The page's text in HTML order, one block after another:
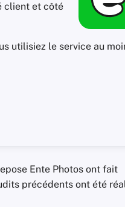
client et côté
utilisiez le service au
Ente Photos ont fait
précédents ont été